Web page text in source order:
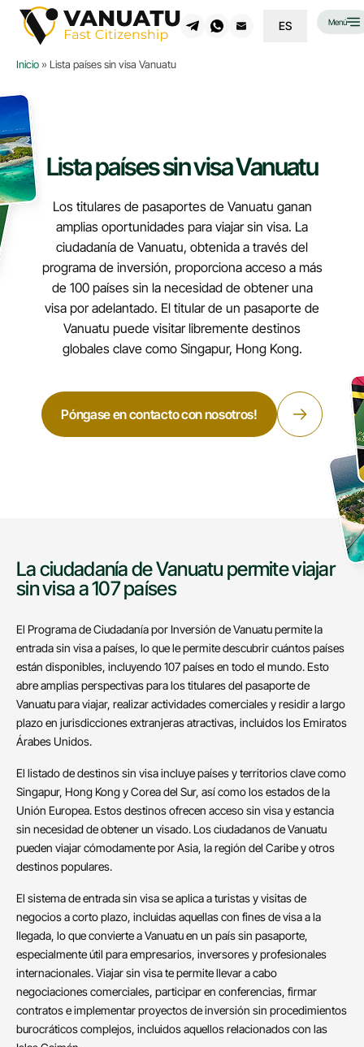
ES Menú
Inicio» Lista países sin visa Vanuatu
Lista países sin visa Vanuatu
Los titulares de pasaportes de Vanuatu ganan
amplias oportunidades para viajar sin visa. La
ciudadanía de Vanuatu, obtenida a través del
programa de inversión, proporciona acceso a más
de 100 países sin la necesidad de obtener una
visa por adelantado. El titular de un pasaporte de
Vanuatu puede visitar libremente destinos
globales clave como Singapur, Hong Kong.
Póngase en contacto con nosotros!
La ciudadanía de Vanuatu permite viajar
sin visa a 107 países
El Programa de Ciudadanía por Inversión de Vanuatu permite la
entrada sin visa a países, lo que le permite descubrir cuántos países
están disponibles, incluyendo 107 países en todo el mundo. Esto
abre amplias perspectivas para los titulares del pasaporte de
Vanuatu para viajar, realizar actividades comerciales y residir a largo
plazo en jurisdicciones extranjeras atractivas, incluidos los Emiratos
Árabes Unidos.
El listado de destinos sin visa incluye países y territorios clave como
Singapur, Hong Kong y Corea del Sur, así como los estados de la
Unión Europea. Estos destinos ofrecen acceso sin visa y estancia
sin necesidad de obtener un visado. Los ciudadanos de Vanuatu
pueden viajar cómodamente por Asia, la región del Caribe y otros
destinos populares.
El sistema de entrada sin visa se aplica a turistas y visitas de
negocios a corto plazo, incluidas aquellas con fines de visa a la
llegada, lo que convierte a Vanuatu en un país sin pasaporte,
especialmente útil para empresarios, inversores y profesionales
internacionales. Viajar sin visa te permite llevar a cabo
negociaciones comerciales, participar en conferencias, firmar
contratos e implementar proyectos de inversión sin procedimientos
burocráticos complejos, incluidos aquellos relacionados con las